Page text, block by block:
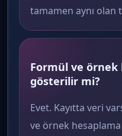
tamamen aynı olan
Formül ve örnek
gösterilir mi?
Evet. Kayıtta veri
ve örnek